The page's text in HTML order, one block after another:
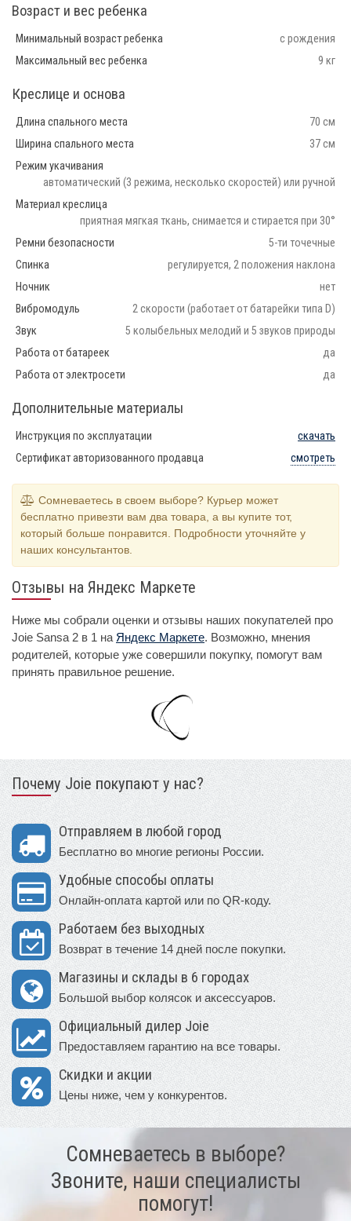
Возраст и вес ребенка
Минимальный возраст ребенка
с рождения
Максимальный вес ребенка
9 кг
Креслице и основа
Длина спального места
70 см
Ширина спального места
37 см
Режим укачивания
автоматический (3 режима, несколько скоростей) или ручной
Материал креслица
приятная мягкая ткань, снимается и стирается при 30°
Ремни безопасности
5-ти точечные
Спинка
регулируется, 2 положения наклона
Ночник
нет
Вибромодуль
2 скорости (работает от батарейки типа D)
Звук
5 колыбельных мелодий и 5 звуков природы
Работа от батареек
да
Работа от электросети
да
Дополнительные материалы
Инструкция по эксплуатации
скачать
Сертификат авторизованного продавца
смотреть
Сомневаетесь в своем выборе? Курьер может
бесплатно привезти вам два товара, а вы купите тот,
который больше понравится. Подробности уточняйте у
наших консультантов.
Отзывы на Яндекс Маркете
Ниже мы собрали оценки и отзывы наших покупателей про
Joie Sansa 2 в 1 на Яндекс Маркете. Возможно, мнения
родителей, которые уже совершили покупку, помогут вам
принять правильное решение.
Почему Joie покупают у нас?
Отправляем в любой город
Бесплатно во многие регионы России.
Удобные способы оплаты
Онлайн-оплата картой или по QR-коду.
Работаем без выходных
Возврат в течение 14 дней после покупки.
Магазины и склады в 6 городах
Большой выбор колясок и аксессуаров.
Официальный дилер Joie
Предоставляем гарантию на все товары.
Скидки и акции
Цены ниже, чем у конкурентов.
Сомневаетесь в выборе?
Звоните, наши специалисты
помогут!